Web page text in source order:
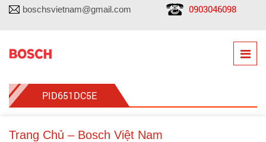
boschsvietnam@gmail.com 0903046098
PID651DC5E
Trang Chủ – Bosch Việt Nam